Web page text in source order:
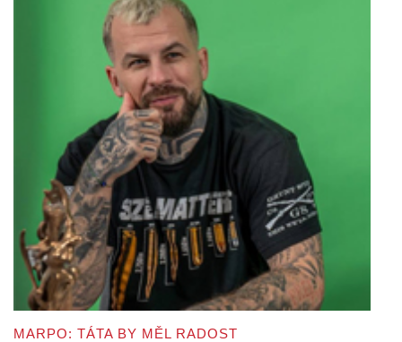
MARPO: TÁTA BY MĚL RADOST